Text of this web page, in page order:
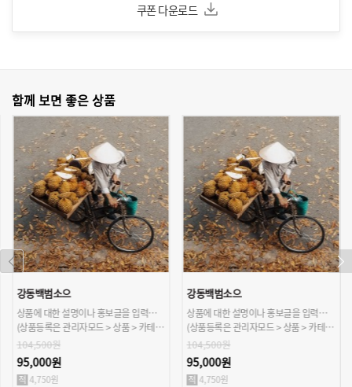
쿠폰 다운로드
함께 보면 좋은 상품
강동백범소으
상품에 대한 설명이나 홍보글을 입력해주세요.
(상품등록은 관리자모드 > 상품 > 카테고리/상품관리 > 상품등록 가능)
104,500원
95,000원
4,750원
강동백범소으
상품에 대한 설명이나 홍보글을 입력해주세요.
(상품등록은 관리자모드 > 상품 > 카테고리/상품관리 > 상품등록 가능)
104,500원
95,000원
4,750원